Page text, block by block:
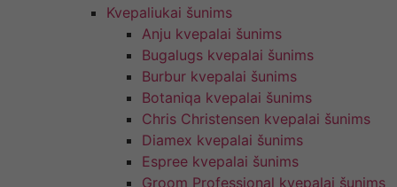
Kvepaliukai šunims
Anju kvepalai šunims
Bugalugs kvepalai šunims
Burbur kvepalai šunims
Botaniqa kvepalai šunims
Chris Christensen kvepalai šunims
Diamex kvepalai šunims
Espree kvepalai šunims
Groom Professional kvepalai šunims